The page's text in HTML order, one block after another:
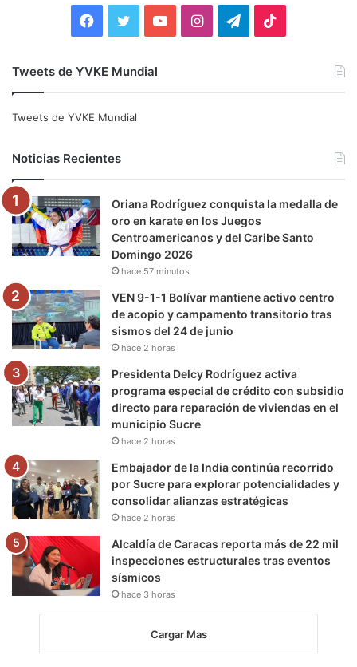
:
e
o
o
k
t
e
r
b
e
I
g
r
a
r
a
m
k
Tweets de YVKE Mundial
Tweets de YVKE Mundial
Noticias Recientes
Oriana Rodríguez conquista la medalla de
oro en karate en los Juegos
Centroamericanos y del Caribe Santo
Domingo 2026
hace 57 minutos
VEN 9-1-1 Bolívar mantiene activo centro
de acopio y campamento transitorio tras
sismos del 24 de junio
hace 2 horas
Presidenta Delcy Rodríguez activa
programa especial de crédito con subsidio
directo para reparación de viviendas en el
municipio Sucre
hace 2 horas
Embajador de la India continúa recorrido
por Sucre para explorar potencialidades y
consolidar alianzas estratégicas
hace 2 horas
Alcaldía de Caracas reporta más de 22 mil
inspecciones estructurales tras eventos
sísmicos
hace 3 horas
Cargar Mas